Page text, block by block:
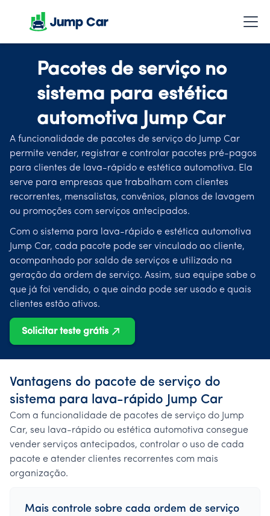
Pacotes de serviço no
sistema para estética
automotiva Jump Car
A funcionalidade de pacotes de serviço do Jump Car
permite vender, registrar e controlar pacotes pré-pagos
para clientes de lava-rápido e estética automotiva. Ela
serve para empresas que trabalham com clientes
recorrentes, mensalistas, convênios, planos de lavagem
ou promoções com serviços antecipados.
Com o sistema para lava-rápido e estética automotiva
Jump Car, cada pacote pode ser vinculado ao cliente,
acompanhado por saldo de serviços e utilizado na
geração da ordem de serviço. Assim, sua equipe sabe o
que já foi vendido, o que ainda pode ser usado e quais
clientes estão ativos.
Solicitar teste grátis
Vantagens do pacote de serviço do
sistema para lava-rápido Jump Car
Com a funcionalidade de pacotes de serviço do Jump
Car, seu lava-rápido ou estética automotiva consegue
vender serviços antecipados, controlar o uso de cada
pacote e atender clientes recorrentes com mais
organização.
Mais controle sobre cada ordem de serviço